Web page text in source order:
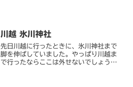
川越 氷川神社
先日川越に行ったときに、氷川神社まで
脚を伸ばしていました。やっぱり川越ま
で行ったならここは外せないでしょう。